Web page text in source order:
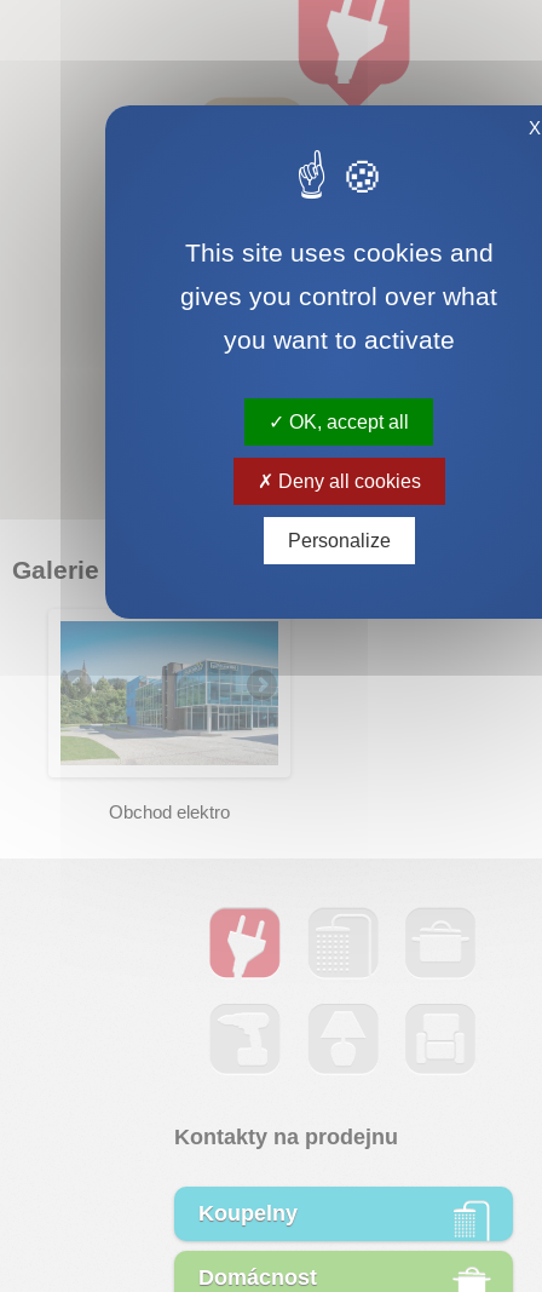
Galerie
Obchod elektro
Kontakty na prodejnu
Koupelny
Domácnost
X
This site uses cookies and
gives you control over what
you want to activate
OK, accept all
Deny all cookies
Personalize